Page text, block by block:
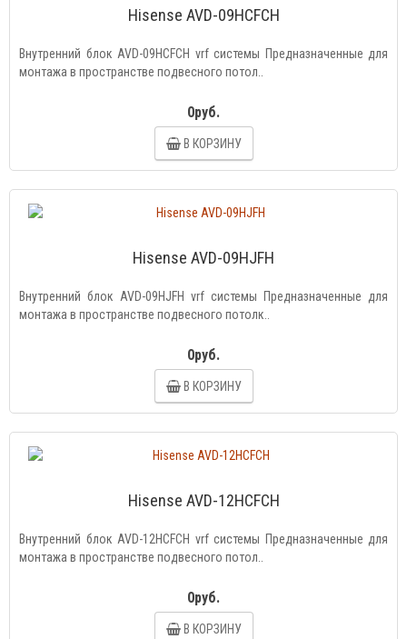
Hisense AVD-09HCFCH
Внутренний блок AVD-09HCFCH vrf системы Предназначенные для
монтажа в пространстве подвесного потол..
0руб.
В КОРЗИНУ
Hisense AVD-09HJFH
Внутренний блок AVD-09HJFH vrf системы Предназначенные для
монтажа в пространстве подвесного потолк..
0руб.
В КОРЗИНУ
Hisense AVD-12HCFCH
Внутренний блок AVD-12HCFCH vrf системы Предназначенные для
монтажа в пространстве подвесного потол..
0руб.
В КОРЗИНУ